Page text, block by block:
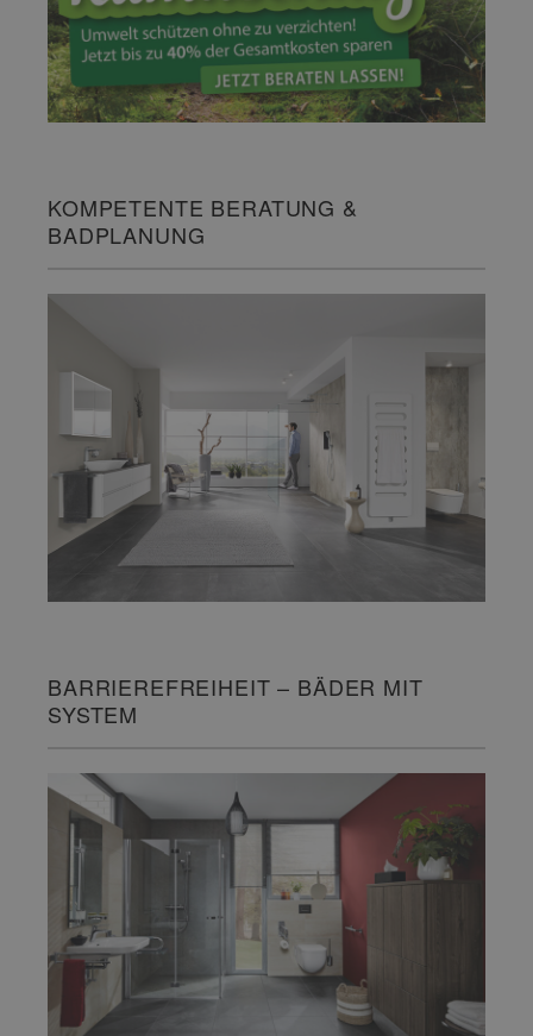
KOMPETENTE BERATUNG &
BADPLANUNG
BARRIEREFREIHEIT – BÄDER MIT
SYSTEM